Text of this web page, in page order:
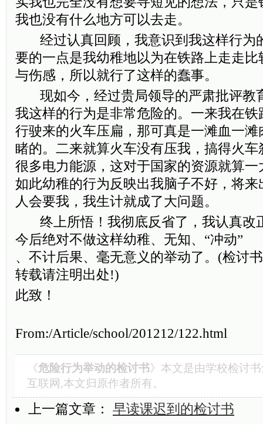
我也没有什么地方可以去走。
经过认真回顾，我意识到我这样行为
要的一点是我幼稚地以为在铁路上走走
与伤感，所以就行了这样的蠢事。
现如今，经过贵局领导的严肃批评教
我这样的行为是非常危险的。一来我在
行驶来的火车压扁，那可真是一滩血一
睹的。二来就算火车没有压我，搞得火
很多电力能源，这对于国家的资源就算
如此幼稚的行为反映出我脑子不好，将
人会要我，我生计就成了大问题。
终上所悟！我彻底反省了，我认真改
今后绝对不做这样幼稚、无知、“冲动”
、不计后果、毫无意义的举动了。(检讨
转载请注明出处!)
此致！
From:/Article/school/201212/122.html
《危险行为举动的检讨书》本文是由学校检讨书
互联网,本文归原作者所有。
上一篇文章： 早读课迟到的检讨书